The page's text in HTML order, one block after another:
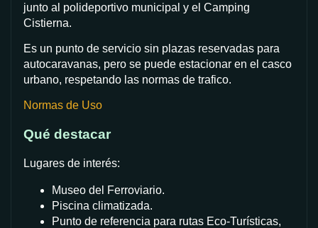
junto al polideportivo municipal y el Camping
Cistierna.
Es un punto de servicio sin plazas reservadas para
autocaravanas, pero se puede estacionar en el casco
urbano, respetando las normas de trafico.
Normas de Uso
Qué destacar
Lugares de interés:
Museo del Ferroviario.
Piscina climatizada.
Punto de referencia para rutas Eco-Turísticas,